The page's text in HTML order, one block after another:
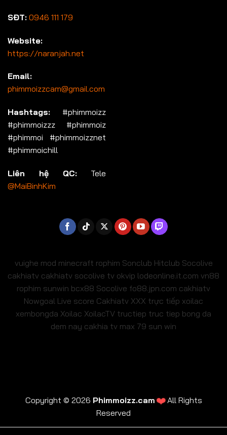
SĐT: 0946 111 179
Website:
https://naranjah.net
Email:
phimmoizzcam@gmail.com
Hashtags: #phimmoizz
#phimmoizzz #phimmoiz
#phimmoi #phimmoizznet
#phimmoichill
Liên hệ QC: Tele
@MaiBinhKim
vuighe mod minecraft rophim Sonclub Hitclub Socolive
cakhiatv cakhiatv socolive tv okvip lodeonline.it.com vn88
rophim sunwin bcx88 Socolive fo88.jpn.com cakhiatv
Nowgoal Live score Cakhiatv XXX trực tiếp xoilac
xembongda Xoilac XoilacTV tructiep truc tiep bong da
dem nay cakhia tv max 79 sun win
Copyright © 2026 Phimmoizz.cam ❤️All Rights
Reserved